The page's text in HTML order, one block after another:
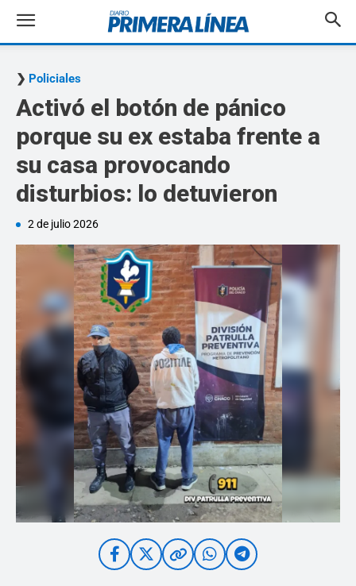
Policiales
Activó el botón de pánico
porque su ex estaba frente a
su casa provocando
disturbios: lo detuvieron
2 de julio 2026